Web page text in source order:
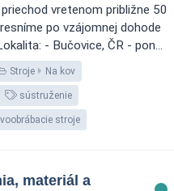
vretenom približne 50
po vzájomnej dohode
- Bučovice, ČR - pon...
Stroje Na kov
sústruženie
stroje
materiál a